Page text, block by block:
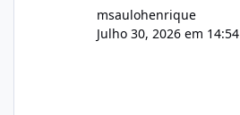
msaulohenrique
Julho 30, 2026 em 14:54